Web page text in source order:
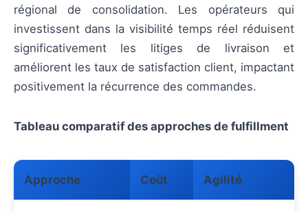
régional de consolidation. Les opérateurs qui
investissent dans la visibilité temps réel réduisent
significativement les litiges de livraison et
améliorent les taux de satisfaction client, impactant
positivement la récurrence des commandes.
Tableau comparatif des approches de fulfillment
Approche Coût Agilité